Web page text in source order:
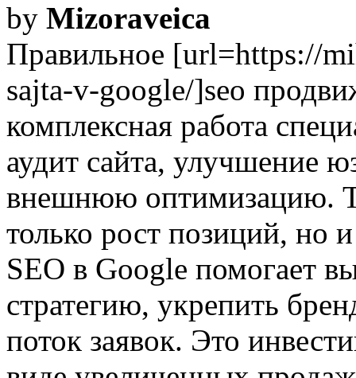
by Mizoraveica
Правильное [url=https://
sajta-v-google/]seo
комплексная работа
аудит сайта, улучшение
внешнюю оптимизацию.
только рост позиций, но
SEO в Google помогает
стратегию, укрепить
поток заявок. Это